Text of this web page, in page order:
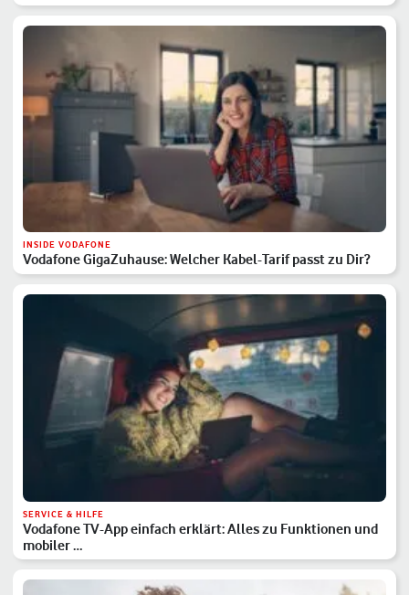
INSIDE VODAFONE
Vodafone GigaZuhause: Welcher Kabel-Tarif passt zu Dir?
SERVICE & HILFE
Vodafone TV-App einfach erklärt: Alles zu Funktionen und
mobiler …